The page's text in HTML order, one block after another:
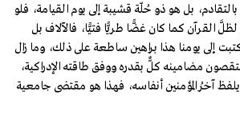
بالتقادم، بل هو ذو حُلّة قشيبة إلى يوم القيامة، فلو
القرآن كما كان غضًّا طريًّا فتيًّا، فالآلاف بل
إلى يومنا هذا براهين ساطعة على ذلك، وما زال
مضامينه كلٌّ بقدره ووفق طاقته الإدراكية،
آخرُ المؤمنين أنفاسه، فهذا هو مقتضى جامعية